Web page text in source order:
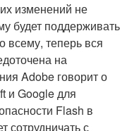
изменений не
будет поддерживать
всему, теперь вся
на
Adobe говорит о
и Google для
Flash в
сотрудничать с